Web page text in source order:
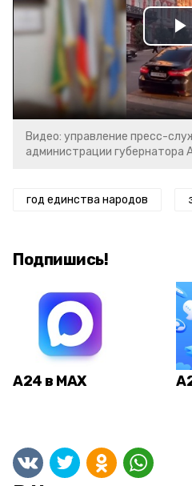
Видео: управление пресс-
администрации губернатора
год единства народов
Подпишись!
А24 в MAX